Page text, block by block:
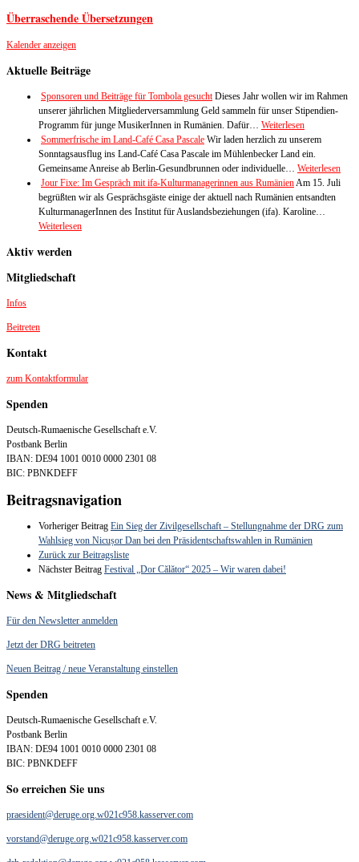
Überraschende Übersetzungen
Kalender anzeigen
Aktuelle Beiträge
Sponsoren und Beiträge für Tombola gesucht Dieses Jahr wollen wir im Rahmen
unserer jährlichen Mitgliederversammlung Geld sammeln für unser Stipendien-
Programm für junge MusikerInnen in Rumänien. Dafür… Weiterlesen
Sommerfrische im Land-Café Casa Pascale Wir laden herzlich zu unserem
Sonntagsausflug ins Land-Café Casa Pascale im Mühlenbecker Land ein.
Gemeinsame Anreise ab Berlin-Gesundbrunnen oder individuelle… Weiterlesen
Jour Fixe: Im Gespräch mit ifa-Kulturmanagerinnen aus Rumänien Am 15. Juli
begrüßten wir als Gesprächsgäste einige der aktuell nach Rumänien entsandten
KulturmanagerInnen des Institut für Auslandsbeziehungen (ifa). Karoline…
Weiterlesen
Aktiv werden
Mitgliedschaft
Infos
Beitreten
Kontakt
zum Kontaktformular
Spenden
Deutsch-Rumaenische Gesellschaft e.V.
Postbank Berlin
IBAN: DE94 1001 0010 0000 2301 08
BIC: PBNKDEFF
Beitragsnavigation
Vorheriger Beitrag Ein Sieg der Zivilgesellschaft – Stellungnahme der DRG zum
Wahlsieg von Nicușor Dan bei den Präsidentschaftswahlen in Rumänien
Zurück zur Beitragsliste
Nächster Beitrag Festival „Dor Călător“ 2025 – Wir waren dabei!
News & Mitgliedschaft
Für den Newsletter anmelden
Jetzt der DRG beitreten
Neuen Beitrag / neue Veranstaltung einstellen
Spenden
Deutsch-Rumaenische Gesellschaft e.V.
Postbank Berlin
IBAN: DE94 1001 0010 0000 2301 08
BIC: PBNKDEFF
So erreichen Sie uns
praesident@deruge.org.w021c958.kasserver.com
vorstand@deruge.org.w021c958.kasserver.com